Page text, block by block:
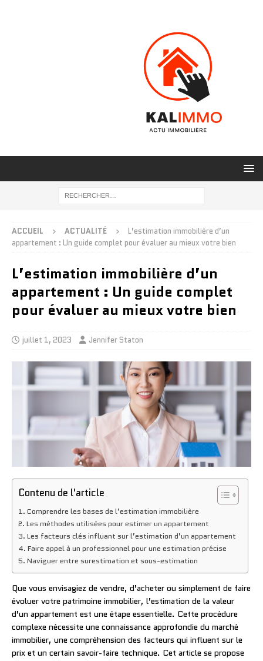
ACCUEIL ACTUALITÉ
L’estimation immobilière d’un
appartement : Un guide complet pour évaluer au mieux votre bien
L’estimation immobilière d’un
appartement : Un guide complet
pour évaluer au mieux votre bien
juillet 1, 2023 Jennifer Staton
Contenu de l'article
Comprendre les bases de l’estimation immobilière
Les méthodes utilisées pour estimer un appartement
Les facteurs clés influant sur l’estimation d’un appartement
Faire appel à un professionnel pour une estimation précise
Naviguer entre surestimation et sous-estimation
Que vous envisagiez de vendre, d’acheter ou simplement de faire
évoluer votre patrimoine immobilier, l’estimation de la valeur
d’un appartement est une étape essentielle. Cette procédure
complexe nécessite une connaissance approfondie du marché
immobilier, une compréhension des facteurs qui influent sur le
prix et un certain savoir-faire technique. Cet article se propose